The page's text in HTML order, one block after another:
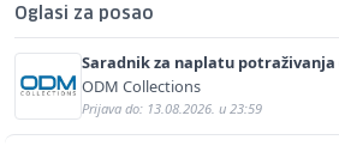
Oglasi za posao
Saradnik za naplatu potraživanja
ODM Collections
Prijava do: 13.08.2026. u 23:59